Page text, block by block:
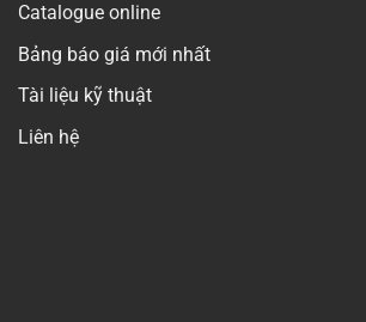
Catalogue online
Bảng báo giá mới nhất
Tài liệu kỹ thuật
Liên hệ